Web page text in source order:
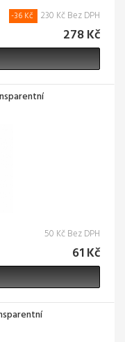
-36 Kč 230 Kč Bez DPH
278 Kč
50 Kč Bez DPH
61 Kč